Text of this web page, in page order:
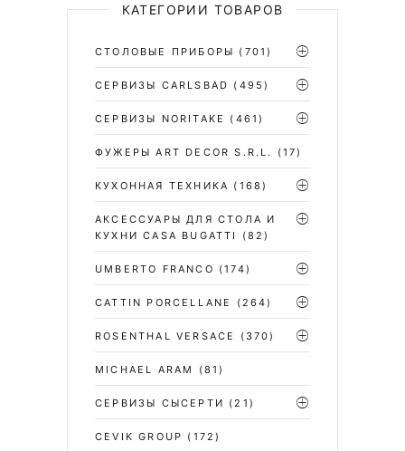
КАТЕГОРИИ ТОВАРОВ
СТОЛОВЫЕ ПРИБОРЫ (701)
CЕРВИЗЫ CARLSBAD (495)
СЕРВИЗЫ NORITAKE (461)
ФУЖЕРЫ ART DECOR S.R.L. (17)
КУХОННАЯ ТЕХНИКА (168)
АКСЕССУАРЫ ДЛЯ СТОЛА И
КУХНИ CASA BUGATTI
(82)
UMBERTO FRANCO (174)
CATTIN PORCELLANE (264)
ROSENTHAL VERSACE (370)
MICHAEL ARAM (81)
СЕРВИЗЫ СЫСЕРТИ (21)
CEVIK GROUP (172)